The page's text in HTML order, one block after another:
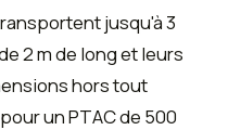
jusqu'à 3
2 m de long et leurs
hors tout
un PTAC de 500